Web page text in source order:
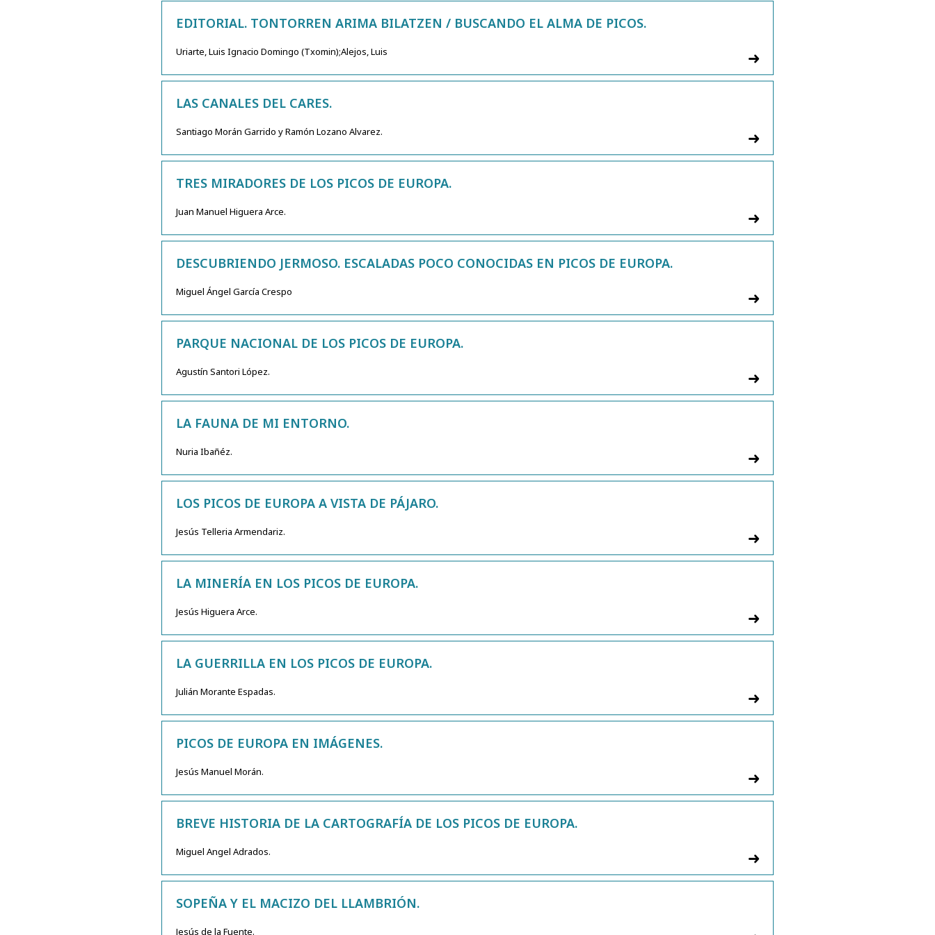
EDITORIAL. TONTORREN ARIMA BILATZEN / BUSCANDO EL ALMA DE PICOS.
Uriarte, Luis Ignacio Domingo (Txomin);Alejos, Luis
LAS CANALES DEL CARES.
Santiago Morán Garrido y Ramón Lozano Alvarez.
TRES MIRADORES DE LOS PICOS DE EUROPA.
Juan Manuel Higuera Arce.
DESCUBRIENDO JERMOSO. ESCALADAS POCO CONOCIDAS EN PICOS DE EUROPA.
Miguel Ángel García Crespo
PARQUE NACIONAL DE LOS PICOS DE EUROPA.
Agustín Santori López.
LA FAUNA DE MI ENTORNO.
Nuria Ibañéz.
LOS PICOS DE EUROPA A VISTA DE PÁJARO.
Jesús Telleria Armendariz.
LA MINERÍA EN LOS PICOS DE EUROPA.
Jesús Higuera Arce.
LA GUERRILLA EN LOS PICOS DE EUROPA.
Julián Morante Espadas.
PICOS DE EUROPA EN IMÁGENES.
Jesús Manuel Morán.
BREVE HISTORIA DE LA CARTOGRAFÍA DE LOS PICOS DE EUROPA.
Miguel Angel Adrados.
SOPEÑA Y EL MACIZO DEL LLAMBRIÓN.
Jesús de la Fuente.